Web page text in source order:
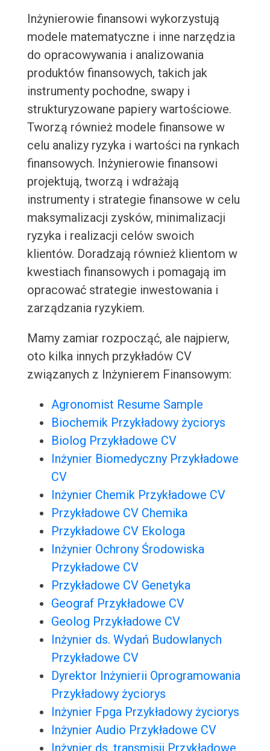
Inżynierowie finansowi wykorzystują
modele matematyczne i inne narzędzia
do opracowywania i analizowania
produktów finansowych, takich jak
instrumenty pochodne, swapy i
strukturyzowane papiery wartościowe.
Tworzą również modele finansowe w
celu analizy ryzyka i wartości na rynkach
finansowych. Inżynierowie finansowi
projektują, tworzą i wdrażają
instrumenty i strategie finansowe w celu
maksymalizacji zysków, minimalizacji
ryzyka i realizacji celów swoich
klientów. Doradzają również klientom w
kwestiach finansowych i pomagają im
opracować strategie inwestowania i
zarządzania ryzykiem.
Mamy zamiar rozpocząć, ale najpierw,
oto kilka innych przykładów CV
związanych z Inżynierem Finansowym:
Agronomist Resume Sample
Biochemik Przykładowy życiorys
Biolog Przykładowe CV
Inżynier Biomedyczny Przykładowe
CV
Inżynier Chemik Przykładowe CV
Przykładowe CV Chemika
Przykładowe CV Ekologa
Inżynier Ochrony Środowiska
Przykładowe CV
Przykładowe CV Genetyka
Geograf Przykładowe CV
Geolog Przykładowe CV
Inżynier ds. Wydań Budowlanych
Przykładowe CV
Dyrektor Inżynierii Oprogramowania
Przykładowy życiorys
Inżynier Fpga Przykładowy życiorys
Inżynier Audio Przykładowe CV
Inżynier ds. transmisji Przykładowe